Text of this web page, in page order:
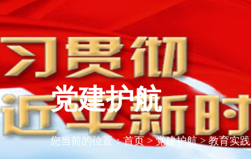
党建护航
您当前的位置：首页>党建护航>教育实践